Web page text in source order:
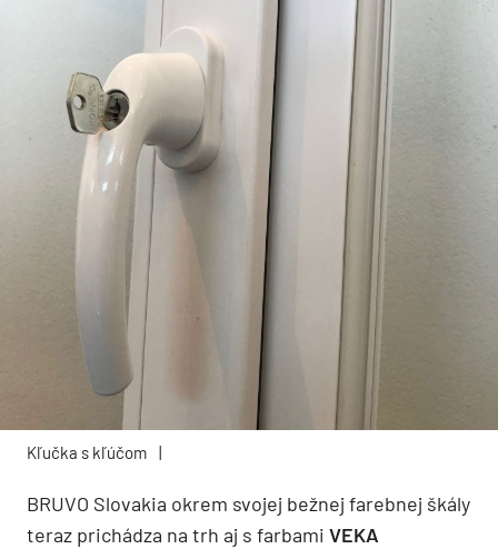
Kľučka s kľúčom |
BRUVO Slovakia okrem svojej bežnej farebnej škály
teraz prichádza na trh aj s farbami VEKA